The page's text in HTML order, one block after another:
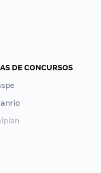
DE CONCURSOS